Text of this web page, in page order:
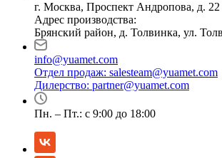
г. Москва, Проспект Андропова, д. 22
Адрес производства:
Брянский район, д. Толвинка, ул.
info@yuamet.com
Отдел продаж: salesteam@yuamet.com
Дилерство: partner@yuamet.com
Пн. – Пт.: с 9:00 до 18:00